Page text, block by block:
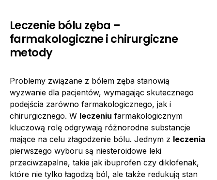
Leczenie bólu zęba –
farmakologiczne i chirurgiczne
metody
Problemy związane z bólem zęba stanowią
wyzwanie dla pacjentów, wymagając skutecznego
podejścia zarówno farmakologicznego, jak i
chirurgicznego. W leczeniu farmakologicznym
kluczową rolę odgrywają różnorodne substancje
mające na celu złagodzenie bólu. Jednym z leczenia
pierwszego wyboru są niesteroidowe leki
przeciwzapalne, takie jak ibuprofen czy diklofenak,
które nie tylko łagodzą ból, ale także redukują stan